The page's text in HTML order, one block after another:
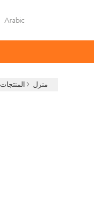
Arabic
منزل المنتجات